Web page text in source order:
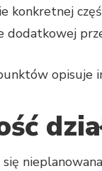
konkretnej
dodatkowej
opisuje